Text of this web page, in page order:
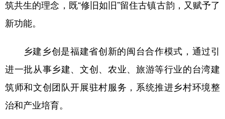
Русский язык 日本語 한국어
筑共生的理念，既“修旧如旧”留住古镇古韵，又赋予了
新功能。
乡建乡创是福建省创新的闽台合作模式，通过引
进一批从事乡建、文创、农业、旅游等行业的台湾建
筑师和文创团队开展驻村服务，系统推进乡村环境整
治和产业培育。